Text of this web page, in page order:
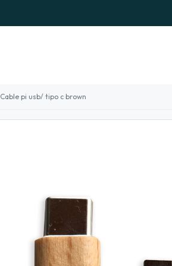
Cable pi usb/ tipo c brown